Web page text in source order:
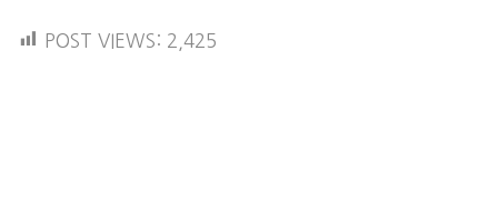
POST VIEWS: 2,425